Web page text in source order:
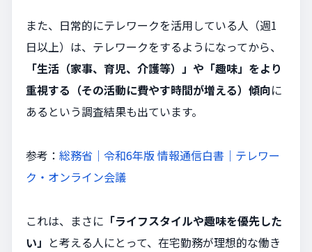
また、日常的にテレワークを活用している人（週1
日以上）は、テレワークをするようになってから、
「生活（家事、育児、介護等）」や「趣味」をより
重視する（その活動に費やす時間が増える）傾向に
あるという調査結果も出ています。
参考： 総務省｜令和6年版 情報通信白書｜テレワー
ク・オンライン会議
これは、まさに 「ライフスタイルや趣味を優先した
い」 と考える人にとって、在宅勤務が理想的な働き